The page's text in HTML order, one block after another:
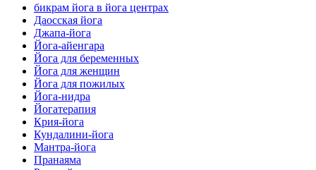
бикрам йога в йога центрах
Даосская йога
Джапа-йога
Йога-айенгара
Йога для беременных
Йога для женщин
Йога для пожилых
Йога-нидра
Йогатерапия
Крия-йога
Кундалини-йога
Мантра-йога
Пранаяма